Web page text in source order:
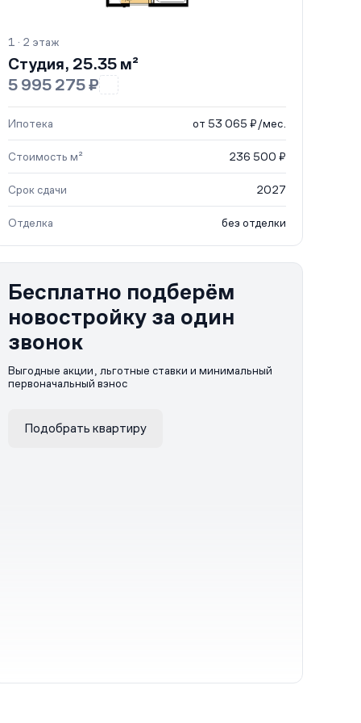
1 · 2 этаж
Студия, 25.35 м²
5 995 275 ₽
Ипотека от 53 065 ₽/мес.
Стоимость м² 236 500 ₽
Срок сдачи 2027
Отделка без отделки
Бесплатно подберём
новостройку за один
звонок
Выгодные акции, льготные ставки и минимальный
первоначальный взнос
Подобрать квартиру